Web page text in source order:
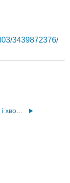
3439872376/
8.14: Протисти і хвороби